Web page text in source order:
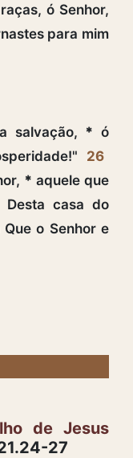
ó Senhor,
para mim
salvação, * ó
26
* aquele que
Desta casa do
Que o Senhor e
de Jesus
27